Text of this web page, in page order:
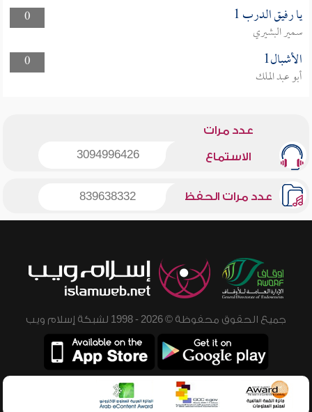
0
يا رفيق الدرب 1
سمير البشيري
0
الأشبال1
أبو عبد الملك
عدد مرات
الاستماع 3094996426
عدد مرات الحفظ 839638332
جميع الحقوق محفوظة © 2026 - 1998 لشبكة إسلام ويب